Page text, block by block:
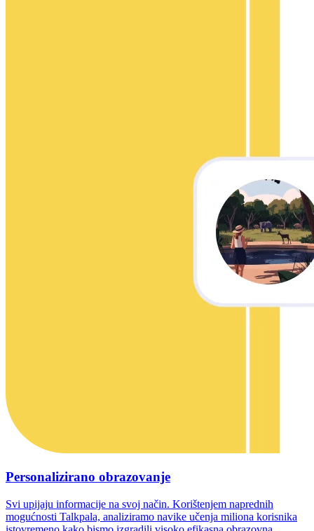
Personalizirano obrazovanje
Svi upijaju informacije na svoj način. Korištenjem naprednih
mogućnosti Talkpala, analiziramo navike učenja miliona korisnika